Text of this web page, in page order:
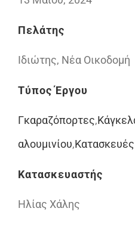
Πελάτης
Ιδιώτης, Νέα Οικοδομή
Τύπος Έργου
Γκαραζόπορτες,
αλουμινίου,Κατασκευές
Κατασκευαστής
Ηλίας Χάλης